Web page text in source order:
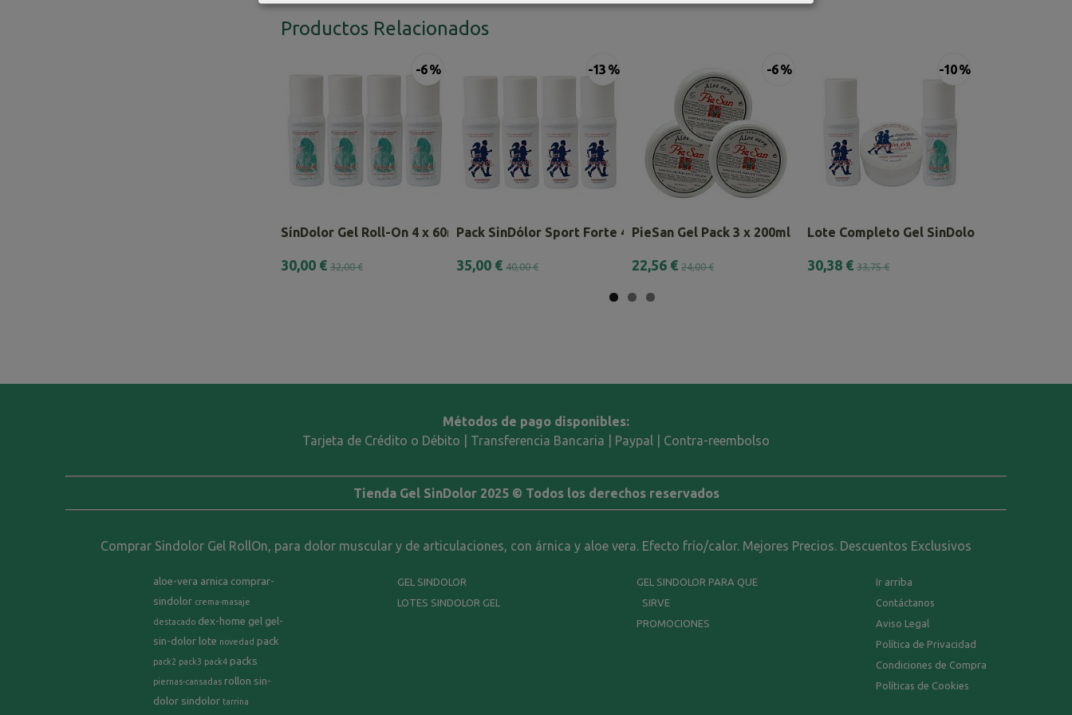
Productos Relacionados
-6 %
SínDolor Gel Roll-On 4 x 60ml – Pack...
30,00 € 32,00 €
-13 %
Pack SinDólor Sport Forte 4 x 60ml.
35,00 € 40,00 €
-6 %
PieSan Gel Pack 3 x 200ml
22,56 € 24,00 €
-10 %
Lote Completo Gel SinDolor
30,38 € 33,75 €
Métodos de pago disponibles:
Tarjeta de Crédito o Débito | Transferencia Bancaria | Paypal | Contra-reembolso
Tienda Gel SinDolor 2025 © Todos los derechos reservados
Comprar Sindolor Gel RollOn, para dolor muscular y de articulaciones, con árnica y aloe vera. Efecto frío/calor. Mejores Precios. Descuentos Exclusivos
aloe-vera arnica comprar-
sindolor crema-masaje
destacado dex-home gel gel-
sin-dolor lote novedad pack
pack2 pack3 pack4 packs
piernas-cansadas rollon sin-
dolor sindolor tarrina
GEL SINDOLOR
LOTES SINDOLOR GEL
GEL SINDOLOR PARA QUE
SIRVE
PROMOCIONES
Ir arriba
Contáctanos
Aviso Legal
Política de Privacidad
Condiciones de Compra
Políticas de Cookies